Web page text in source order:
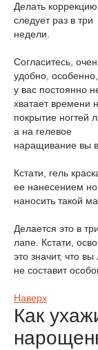
Делать коррекцию
следует раз в три
недели.
Согласитесь,
удобно,
у вас постоянно
хватает времени
покрытие ногтей
а на гелевое
наращивание вы
Кстати, гель
ее нанесением
наносить такой
Делается это в
лапе. Кстати,
это значит, что
не составит
Наверх
Как